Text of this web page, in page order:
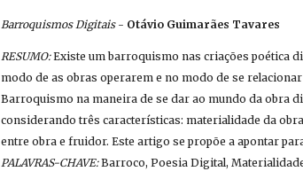
Barroquismos Digitais - Otávio Guimarães Tavares
RESUMO: Existe um barroquismo nas criações poética
modo de as obras operarem e no modo de se
Barroquismo na maneira de se dar ao mundo da obra
considerando três características: materialidade da
PALAVRAS-CHAVE: Barroco, Poesia Digital,